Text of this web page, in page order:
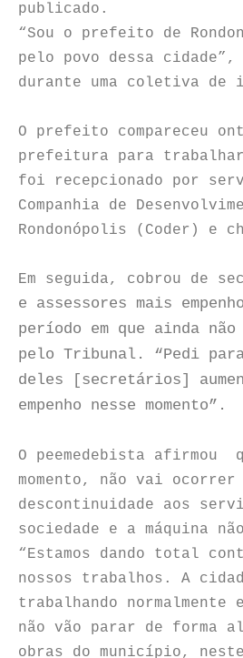
publicado.
“Sou o prefeito de
pelo povo dessa
durante uma coletiva de
O prefeito compareceu
prefeitura para
foi recepcionado por
Companhia de
Rondonópolis (Coder) e
Em seguida, cobrou de
e assessores mais
período em que ainda
pelo Tribunal. “Pedi para
deles [secretários]
empenho nesse momento”.
O peemedebista afirmou
momento, não vai ocorrer
descontinuidade aos
sociedade e a máquina
“Estamos dando total
nossos trabalhos. A
trabalhando normalmente
não vão parar de forma
obras do município,